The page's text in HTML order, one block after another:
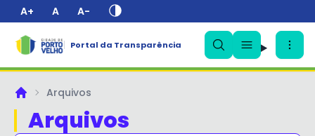
A+ A A-
Portal da Transparência
PrincipalArquivos
Arquivos
✕